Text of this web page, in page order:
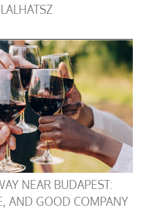
NEAR BUDAPEST:
AND GOOD COMPANY